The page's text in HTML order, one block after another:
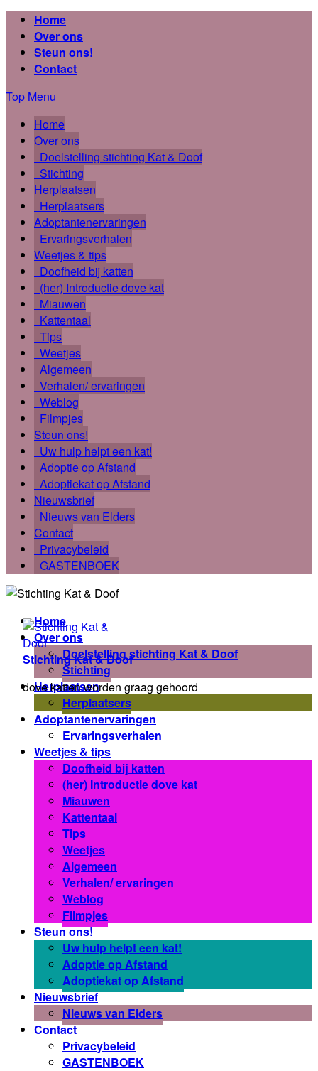
Home
Over ons
Steun ons!
Contact
Top Menu
Home
Over ons
Doelstelling stichting Kat & Doof
Stichting
Herplaatsen
Herplaatsers
Adoptantenervaringen
Ervaringsverhalen
Weetjes & tips
Doofheid bij katten
(her) Introductie dove kat
Miauwen
Kattentaal
Tips
Weetjes
Algemeen
Verhalen/ ervaringen
Weblog
Filmpjes
Steun ons!
Uw hulp helpt een kat!
Adoptie op Afstand
Adoptiekat op Afstand
Nieuwsbrief
Nieuws van Elders
Contact
Privacybeleid
GASTENBOEK
Stichting Kat & Doof
dove katten worden graag gehoord
Home
Over ons
Doelstelling stichting Kat & Doof
Stichting
Herplaatsen
Herplaatsers
Adoptantenervaringen
Ervaringsverhalen
Weetjes & tips
Doofheid bij katten
(her) Introductie dove kat
Miauwen
Kattentaal
Tips
Weetjes
Algemeen
Verhalen/ ervaringen
Weblog
Filmpjes
Steun ons!
Uw hulp helpt een kat!
Adoptie op Afstand
Adoptiekat op Afstand
Nieuwsbrief
Nieuws van Elders
Contact
Privacybeleid
GASTENBOEK